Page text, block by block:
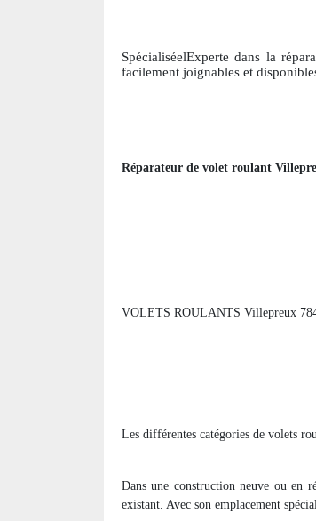
SpécialiséelExperte dans la
facilement joignables et
Réparateur de volet roulant
VOLETS ROULANTS Villepreux
Les différentes catégories de volets
Dans une construction neuve ou en
existant. Avec son emplacement